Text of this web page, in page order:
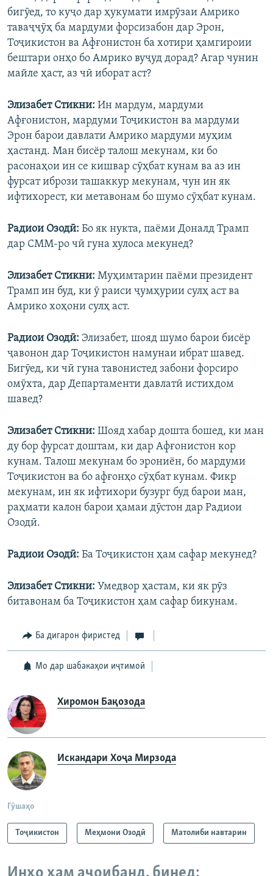
бигӯед, то куҷо дар ҳукумати имрӯзаи Амрико
таваҷҷӯҳ ба мардуми форсизабон дар Эрон,
Тоҷикистон ва Афғонистон ба хотири ҳамгироии
бештари онҳо бо Амрико вуҷуд дорад? Агар чунин
майле ҳаст, аз чӣ иборат аст?
Элизабет Стикни: Ин мардум, мардуми
Афғонистон, мардуми Тоҷикистон ва мардуми
Эрон барои давлати Амрико мардуми муҳим
ҳастанд. Ман бисёр талош мекунам, ки бо
расонаҳои ин се кишвар сӯҳбат кунам ва аз ин
фурсат ибрози ташаккур мекунам, чун ин як
ифтихорест, ки метавонам бо шумо сӯҳбат кунам.
Радиои Озодӣ: Бо як нукта, паёми Доналд Трамп
дар СММ-ро чӣ гуна хулоса мекунед?
Элизабет Стикни: Муҳимтарин паёми президент
Трамп ин буд, ки ӯ раиси ҷумҳурии сулҳ аст ва
Амрико хоҳони сулҳ аст.
Радиои Озодӣ: Элизабет, шояд шумо барои бисёр
ҷавонон дар Тоҷикистон намунаи ибрат шавед.
Бигӯед, ки чӣ гуна тавонистед забони форсиро
омӯхта, дар Департаменти давлатӣ истихдом
шавед?
Элизабет Стикни: Шояд хабар дошта бошед, ки ман
ду бор фурсат доштам, ки дар Афғонистон кор
кунам. Талош мекунам бо эрониён, бо мардуми
Тоҷикистон ва бо афғонҳо сӯҳбат кунам. Фикр
мекунам, ин як ифтихори бузург буд барои ман,
раҳмати калон барои ҳамаи дӯстон дар Радиои
Озодӣ.
Радиои Озодӣ: Ба Тоҷикистон ҳам сафар мекунед?
Элизабет Стикни: Умедвор ҳастам, ки як рӯз
битавонам ба Тоҷикистон ҳам сафар бикунам.
Ба дигарон фиристед
Мо дар шабакаҳои иҷтимоӣ
Хиромон Бақозода
Искандари Хоҷа Мирзода
Гӯшаҳо
Тоҷикистон Меҳмони Озодӣ Матолиби навтарин